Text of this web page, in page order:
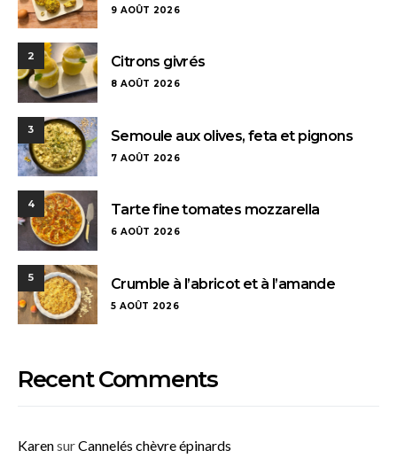
9 AOÛT 2026
2 Citrons givrés
8 AOÛT 2026
3 Semoule aux olives, feta et pignons
7 AOÛT 2026
4 Tarte fine tomates mozzarella
6 AOÛT 2026
5 Crumble à l’abricot et à l’amande
5 AOÛT 2026
Recent Comments
KarensurCannelés chèvre épinards